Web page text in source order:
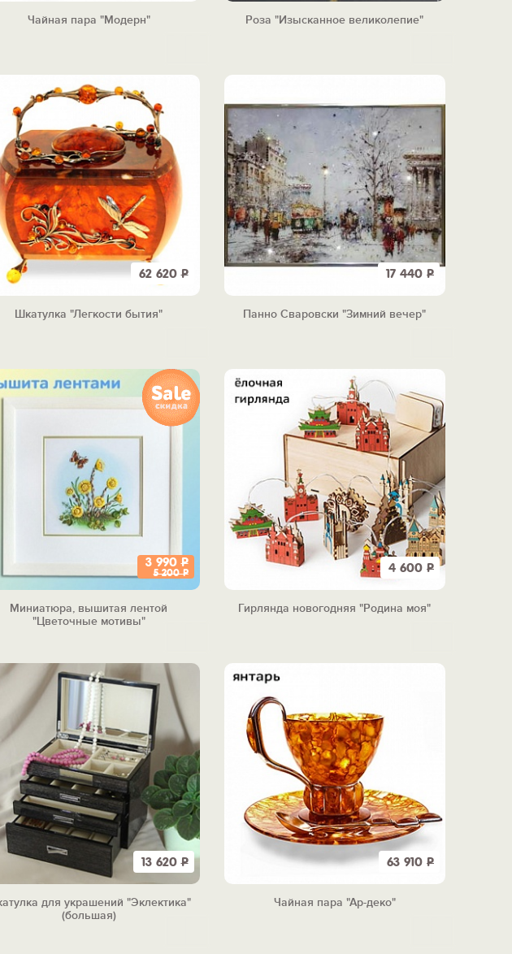
Чайная пара "Модерн" Роза "Изысканное великолепие"
62 620Р
Шкатулка "Легкости бытия"
17 440 Р
Панно Сваровски "Зимний вечер"
3 990Р
5 200Р
Миниатюра, вышитая лентой
"Цветочные мотивы"
4 600 Р
Гирлянда новогодняя "Родина моя"
13 620Р
для украшений "Эклектика"
(большая)
63 910 Р
Чайная пара "Ар-деко"